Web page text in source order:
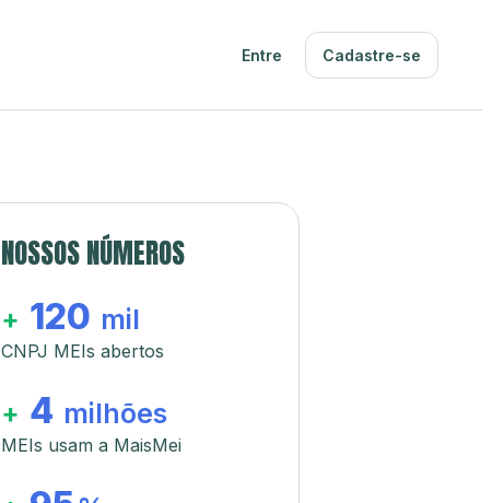
Entre Cadastre-se
NOSSOS NÚMEROS
+ 120 mil
CNPJ MEIs abertos
+ 4 milhões
MEIs usam a MaisMei